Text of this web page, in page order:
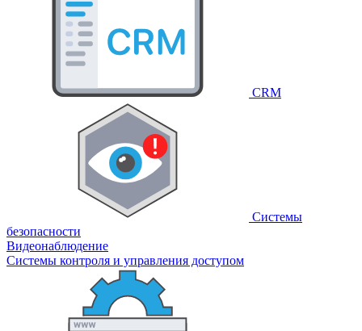
CRM
Системы
безопасности
Видеонаблюдение
Системы контроля и управления доступом